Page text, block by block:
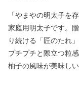
「やまやの明太子を
家庭用明太子です。
り続ける「匠のたれ
プチプチと際立つ粒
柚子の風味が美味し